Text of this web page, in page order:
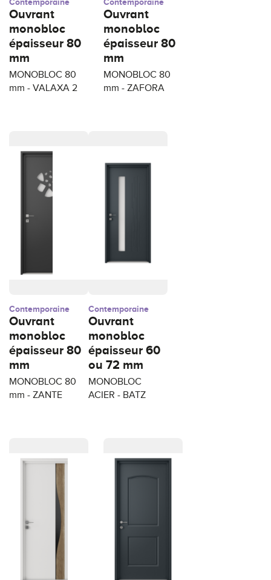
Contemporaine
Ouvrant
monobloc
épaisseur 80
mm
MONOBLOC 80
mm - VALAXA 2
Contemporaine
Ouvrant
monobloc
épaisseur 80
mm
MONOBLOC 80
mm - ZAFORA
Contemporaine
Ouvrant
monobloc
épaisseur 80
mm
MONOBLOC 80
mm - ZANTE
Contemporaine
Ouvrant
monobloc
épaisseur 60
ou 72 mm
MONOBLOC
ACIER - BATZ